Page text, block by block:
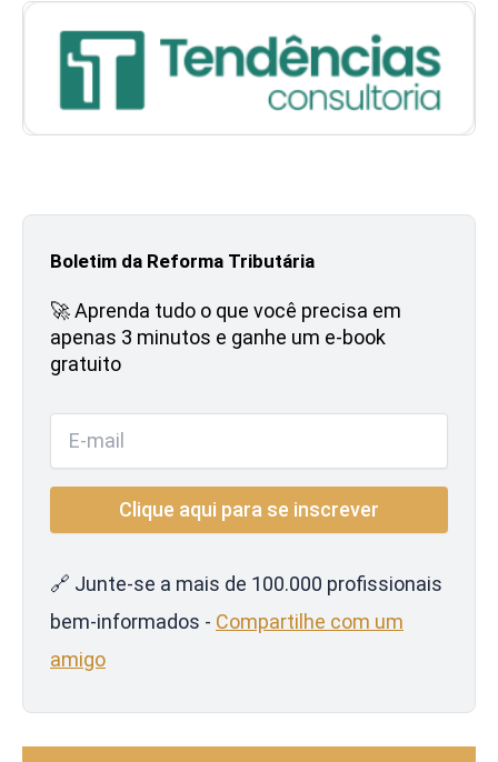
Boletim da Reforma Tributária
🚀 Aprenda tudo o que você precisa em
apenas 3 minutos e ganhe um e-book
gratuito
🔗 Junte-se a mais de 100.000 profissionais
bem-informados - Compartilhe com um
amigo